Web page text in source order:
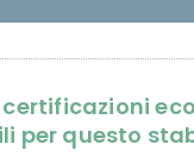
per questo